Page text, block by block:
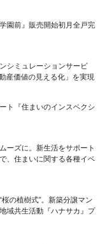
園前』販売開始初月全戸完
シミュレーションサービ
産価値の見える化」を実現
ト『住まいのインスペクシ
ーズに。新生活をサポート
、住まいに関する各種イベ
の植樹式”。新築分譲マン
域共生活動『ハナサカ』プ